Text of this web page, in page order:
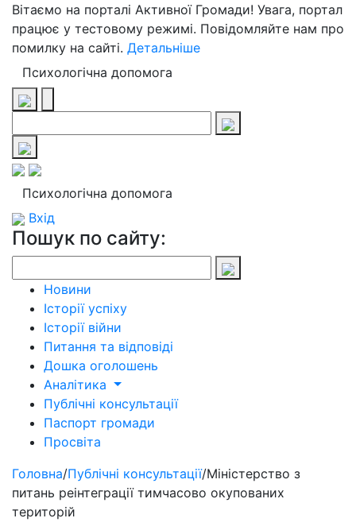
Вітаємо на порталі Активної Громади! Увага, портал
працює у тестовому режимі. Повідомляйте нам про
помилку на сайті. Детальніше
Психологічна допомога
Психологічна допомога
Вхід
Пошук по сайту:
Новини
Історії успіху
Історії війни
Питання та відповіді
Дошка оголошень
Аналітика
Публічні консультації
Паспорт громади
Просвіта
Головна/Публічні консультації/Міністерство з
питань реінтеграції тимчасово окупованих
територій